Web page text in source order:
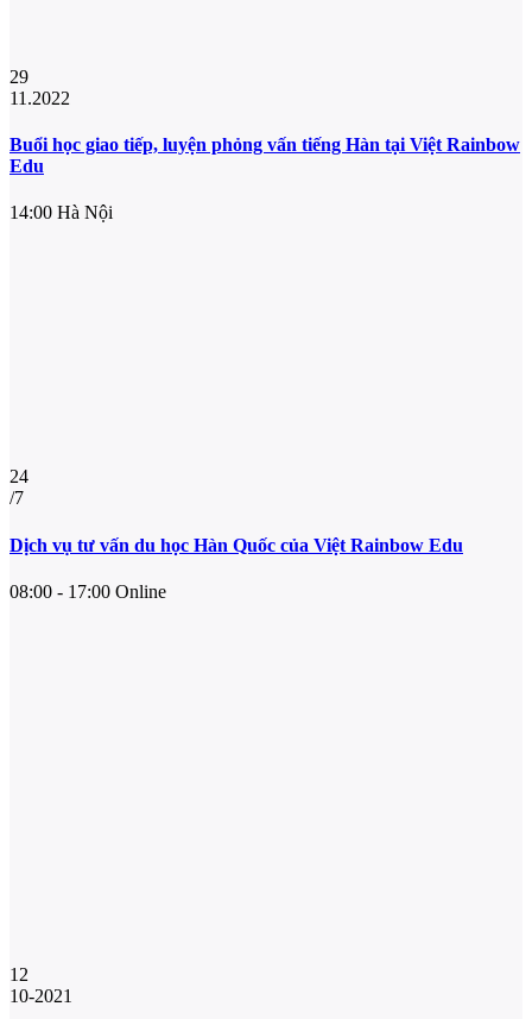
29
11.2022
Buổi học giao tiếp, luyện phỏng vấn tiếng Hàn tại Việt Rainbow
Edu
14:00 Hà Nội
24
/7
Dịch vụ tư vấn du học Hàn Quốc của Việt Rainbow Edu
08:00 - 17:00 Online
12
10-2021